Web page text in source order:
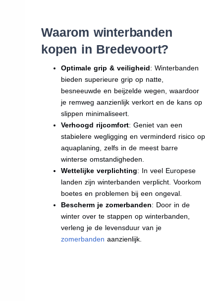
Waarom winterbanden
kopen in Bredevoort?
Optimale grip & veiligheid: Winterbanden
bieden superieure grip op natte,
besneeuwde en beijzelde wegen, waardoor
je remweg aanzienlijk verkort en de kans op
slippen minimaliseert.
Verhoogd rijcomfort: Geniet van een
stabielere wegligging en verminderd risico op
aquaplaning, zelfs in de meest barre
winterse omstandigheden.
Wettelijke verplichting: In veel Europese
landen zijn winterbanden verplicht. Voorkom
boetes en problemen bij een ongeval.
Bescherm je zomerbanden: Door in de
winter over te stappen op winterbanden,
verleng je de levensduur van je
zomerbanden aanzienlijk.